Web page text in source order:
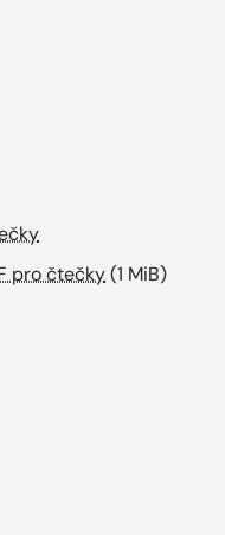
pro čtečky(1 MiB)